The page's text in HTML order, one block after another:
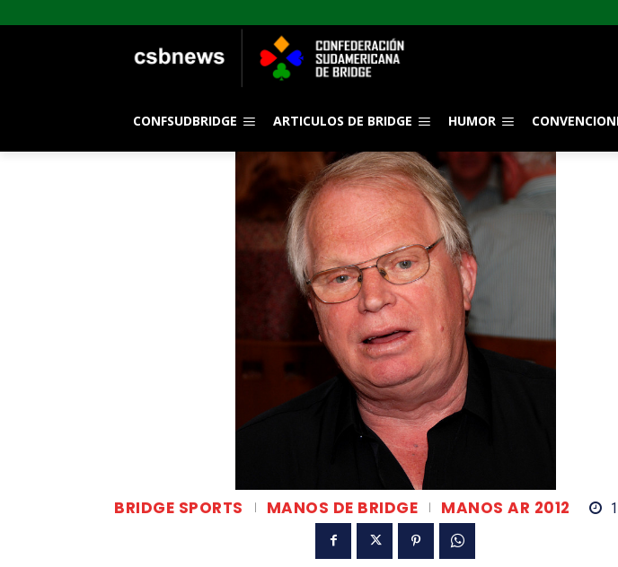
CONFSUDBRIDGE ARTICULOS DE BRIDGE HUMOR
BRIDGE SPORTS MANOS DE BRIDGE MANOS AR 2012 1